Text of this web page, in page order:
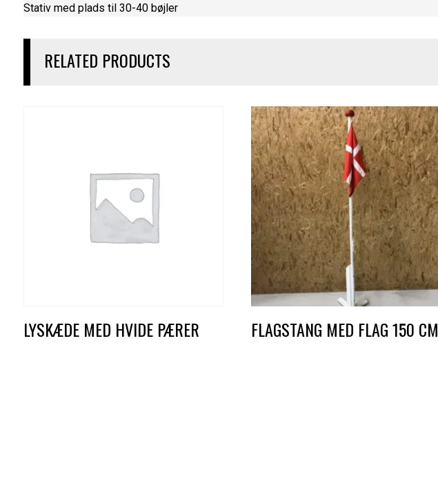
Stativ med plads til 30-40 bøjler
RELATED PRODUCTS
LYSKÆDE MED HVIDE PÆRER FLAGSTANG MED FLAG 150 CM